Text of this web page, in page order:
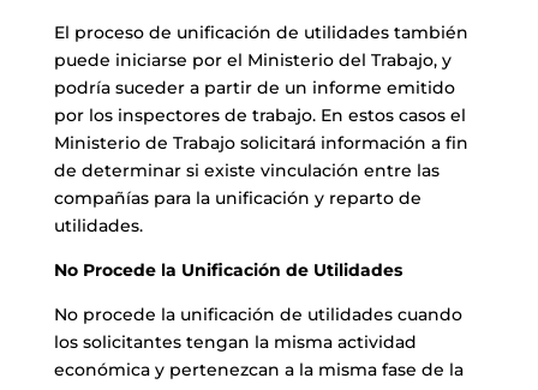
El proceso de unificación de utilidades también
puede iniciarse por el Ministerio del Trabajo, y
podría suceder a partir de un informe emitido
por los inspectores de trabajo. En estos casos el
Ministerio de Trabajo solicitará información a fin
de determinar si existe vinculación entre las
compañías para la unificación y reparto de
utilidades.
No Procede la Unificación de Utilidades
No procede la unificación de utilidades cuando
los solicitantes tengan la misma actividad
económica y pertenezcan a la misma fase de la